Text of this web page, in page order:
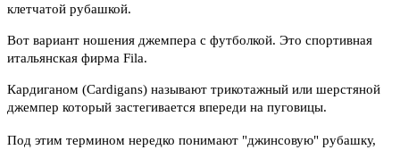
клетчатой рубашкой.
Вот вариант ношения джемпера с футболкой. Это спортивная
итальянская фирма Fila.
Кардиганом (Cardigans) называют трикотажный или шерстяной
джемпер который застегивается впереди на пуговицы.
Под этим термином нередко понимают "джинсовую" рубашку,